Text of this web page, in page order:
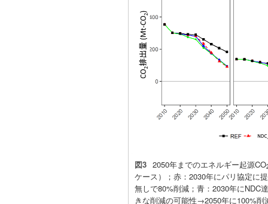
図3 2050年までのエネルギー起源CO
ケース）；赤：2030年にパリ協定に
無しで80%削減；青：2030年にNDC
きな削減の可能性→2050年に100%削